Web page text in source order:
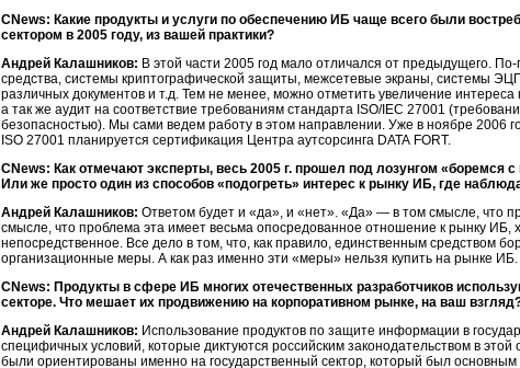
CNews: Какие продукты и услуги по обеспечению ИБ чаще всего были
сектором в 2005 году, из вашей практики?
Андрей Калашников: В этой части 2005 год мало отличался от предыдущего. По-
средства, системы криптографической защиты, межсетевые экраны, системы
различных документов и т.д. Тем не менее, можно отметить увеличение
а так же аудит на соответствие требованиям стандарта ISO/IEC 27001
безопасностью). Мы сами ведем работу в этом направлении. Уже в ноябре 2006
ISO 27001 планируется сертификация Центра аутсорсинга DATA FORT.
CNews: Как отмечают эксперты, весь 2005 г. прошел под лозунгом «боремся
Или же просто один из способов «подогреть» интерес к рынку ИБ, где
Андрей Калашников: Ответом будет и «да», и «нет». «Да» — в том смысле, что
смысле, что проблема эта имеет весьма опосредованное отношение к рынку ИБ,
непосредственное. Все дело в том, что, как правило, единственным средством
организационные меры. А как раз именно эти «меры» нельзя купить на рынке ИБ.
CNews: Продукты в сфере ИБ многих отечественных разработчиков
секторе. Что мешает их продвижению на корпоративном рынке, на ваш
Андрей Калашников: Использование продуктов по защите информации в
специфичных условий, которые диктуются российским законодательством в
были ориентированы именно на государственный сектор, который был